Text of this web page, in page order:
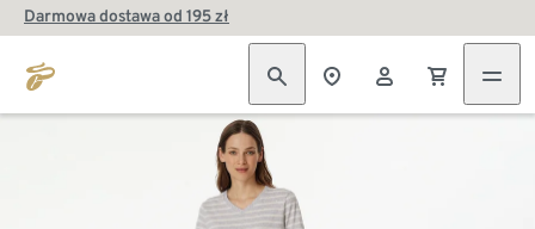
Darmowa dostawa od 195 zł